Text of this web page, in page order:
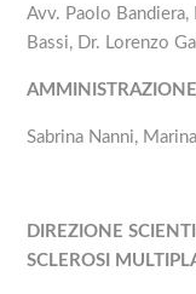
Avv. Paolo Bandiera,
Bassi, Dr. Lorenzo
AMMINISTRAZIONE
Sabrina Nanni,
DIREZIONE
SCLEROSI